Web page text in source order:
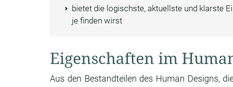
bietet die logischste, aktuellste und klarste
je finden wirst
Eigenschaften im
Aus den Bestandteilen des Human Designs,